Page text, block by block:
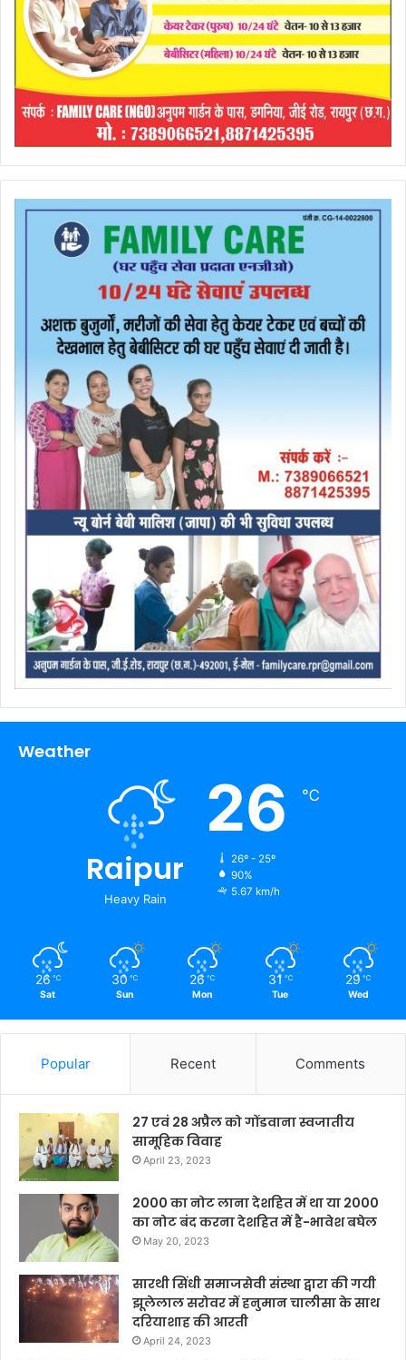
Weather
Raipur
Heavy Rain
26 ℃
26º - 25º
90%
5.67 km/h
26 ℃
Sat
30 ℃
Sun
26 ℃
Mon
31 ℃
Tue
29 ℃
Wed
Popular Recent Comments
27 एवं 28 अप्रैल को गोंडवाना स्वजातीय
सामूहिक विवाह
April 23, 2023
2000 का नोट लाना देशहित में था या 2000
का नोट बंद करना देशहित में है-भावेश बघेल
May 20, 2023
सारथी सिंधी समाजसेवी संस्था द्वारा की गयी
झूलेलाल सरोवर में हनुमान चालीसा के साथ
दरियाशाह की आरती
April 24, 2023